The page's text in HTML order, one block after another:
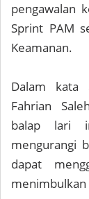
pengawalan
Sprint PAM
Keamanan.
Dalam kata
Fahrian
balap lari
mengurangi
dapat
menimbulkan